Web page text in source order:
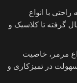
با انواع
گرفته تا کلاسیک و
مرمر، خاصیت
در تمیزکاری و